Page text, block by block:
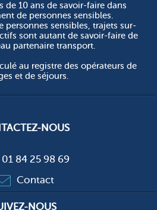
de 10 ans de savoir-faire dans
de personnes sensibles.
personnes sensibles, trajets sur-
sont autant de savoir-faire de
partenaire transport.
au registre des opérateurs de
et de séjours.
NOUS
01 84 25 98 69
Contact
NOUS